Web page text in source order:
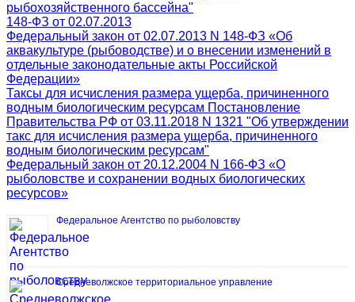
рыбохозяйственного бассейна"
148-ФЗ от 02.07.2013
Федеральный закон от 02.07.2013 N 148-ФЗ «Об
аквакультуре (рыбоводстве) и о внесении изменений в
отдельные законодательные акты Российской
Федерации»
Таксы для исчисления размера ущерба, причиненного
водным биологическим ресурсам Постановление
Правительства РФ от 03.11.2018 N 1321 "Об утверждении
такс для исчисления размера ущерба, причиненного
водным биологическим ресурсам"
Федеральный закон от 20.12.2004 N 166-ФЗ «О
рыболовстве и сохранении водных биологических
ресурсов»
Федеральное Агентство по рыболовству
Средневолжское территориальное управление